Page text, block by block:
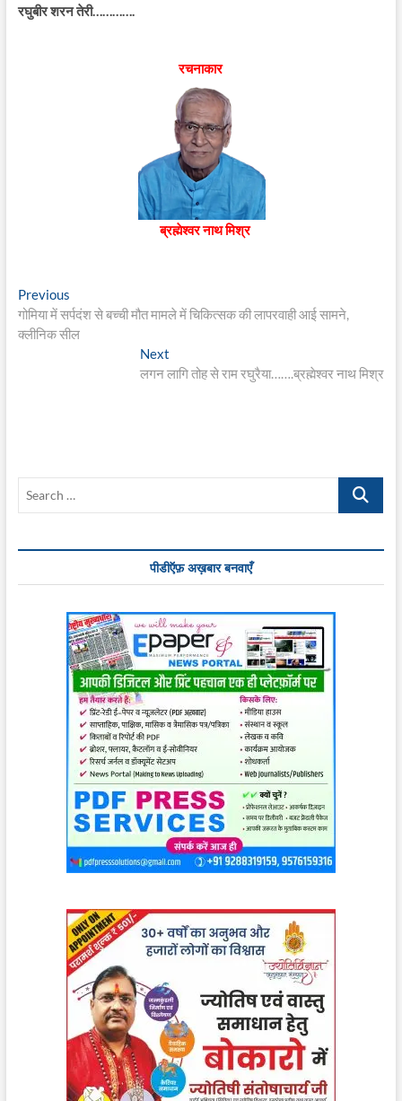
रघुबीर शरन तेरी………….
रचनाकार
ब्रह्मेश्वर नाथ मिश्र
Post
navigation
PreviousPrevious
post:
गोमिया में सर्पदंश से बच्ची मौत मामले में चिकित्सक की लापरवाही आई सामने,
क्लीनिक सील
Next
post:
लगन लागि तोह से राम रघुरैया…….ब्रह्मेश्वर नाथ मिश्र
Search
पीडीऍफ़ अख़बार बनवाएँ